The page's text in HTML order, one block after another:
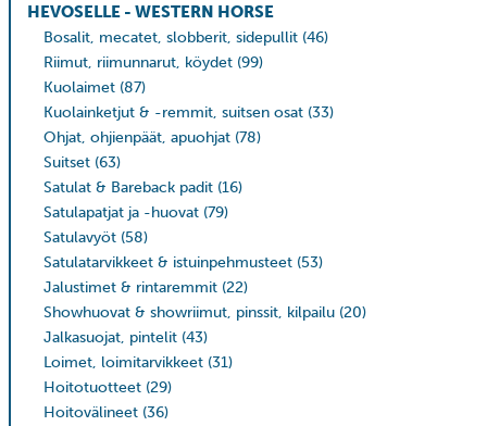
HEVOSELLE - WESTERN HORSE
Bosalit, mecatet, slobberit, sidepullit (46)
Riimut, riimunnarut, köydet (99)
Kuolaimet (87)
Kuolainketjut & -remmit, suitsen osat (33)
Ohjat, ohjienpäät, apuohjat (78)
Suitset (63)
Satulat & Bareback padit (16)
Satulapatjat ja -huovat (79)
Satulavyöt (58)
Satulatarvikkeet & istuinpehmusteet (53)
Jalustimet & rintaremmit (22)
Showhuovat & showriimut, pinssit, kilpailu (20)
Jalkasuojat, pintelit (43)
Loimet, loimitarvikkeet (31)
Hoitotuotteet (29)
Hoitovälineet (36)